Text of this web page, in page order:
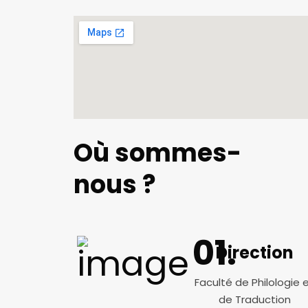
Où sommes-
nous ?
Direction
Faculté de Philologie
de Traduction